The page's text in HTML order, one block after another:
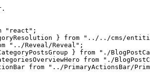
利用できるとお考えの場合は、お手伝い
。
"react";
} from "../../cms/